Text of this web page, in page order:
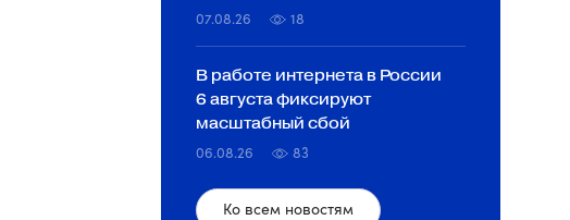
07.08.26 18
В работе интернета в России
6 августа фиксируют
масштабный сбой
06.08.26 83
Ко всем новостям